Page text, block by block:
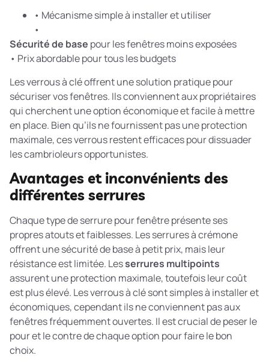
• Mécanisme simple à installer et utiliser
•
Sécurité de base pour les fenêtres moins exposées
• Prix abordable pour tous les budgets
Les verrous à clé offrent une solution pratique pour
sécuriser vos fenêtres. Ils conviennent aux propriétaires
qui cherchent une option économique et facile à mettre
en place. Bien qu’ils ne fournissent pas une protection
maximale, ces verrous restent efficaces pour dissuader
les cambrioleurs opportunistes.
Avantages et inconvénients des
différentes serrures
Chaque type de serrure pour fenêtre présente ses
propres atouts et faiblesses. Les serrures à crémone
offrent une sécurité de base à petit prix, mais leur
résistance est limitée. Lesserrures multipoints
assurent une protection maximale, toutefois leur coût
est plus élevé. Les verrous à clé sont simples à installer et
économiques, cependant ils ne conviennent pas aux
fenêtres fréquemment ouvertes. Il est crucial de peser le
pour et le contre de chaque option pour faire le bon
choix.